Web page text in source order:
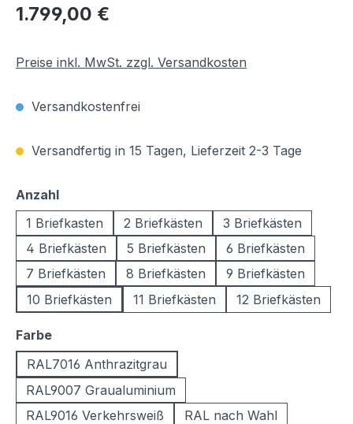
Regulärer Preis:
1.799,00 €
Preise inkl. MwSt. zzgl. Versandkosten
Versandkostenfrei
Versandfertig in 15 Tagen, Lieferzeit 2-3 Tage
Anzahlauswählen
1 Briefkasten
2 Briefkästen
3 Briefkästen
4 Briefkästen
5 Briefkästen
6 Briefkästen
7 Briefkästen
8 Briefkästen
9 Briefkästen
10 Briefkästen
11 Briefkästen 12 Briefkästen
Farbeauswählen
RAL7016 Anthrazitgrau
RAL9007 Graualuminium
RAL9016 Verkehrsweiß
RAL nach Wahl